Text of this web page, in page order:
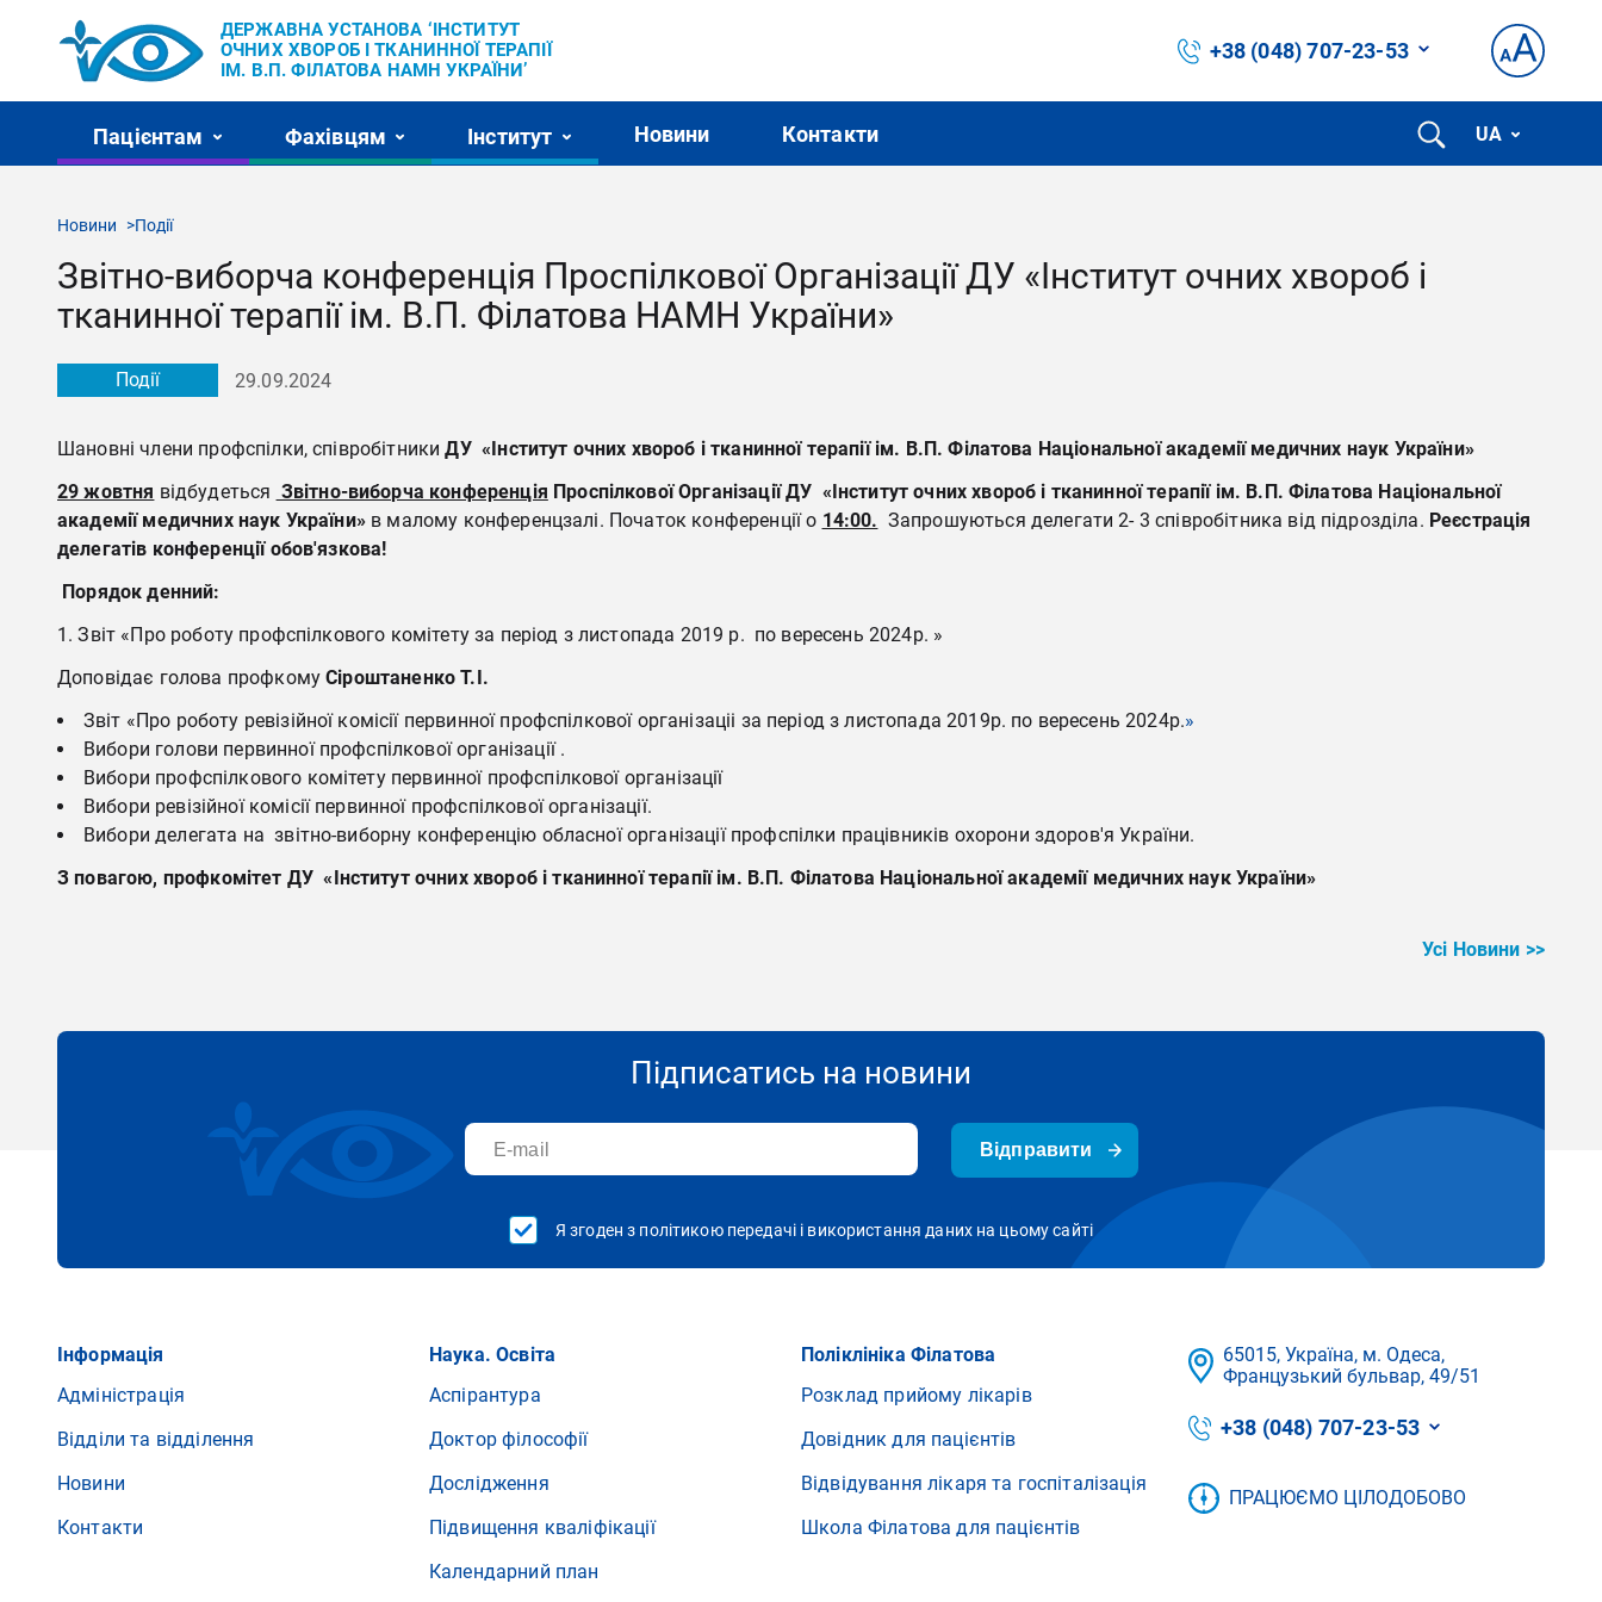
ДЕРЖАВНА УСТАНОВА ‘ІНСТИТУТ
ОЧНИХ ХВОРОБ І ТКАНИННОЇ ТЕРАПІЇ
ІМ. В.П. ФІЛАТОВА НАМН УКРАЇНИ’
+38 (048) 707-23-53
Пацієнтам Фахівцям Інститут Новини Контакти UA
Новини Події
Звітно-виборча конференція Проспілкової Організації ДУ «Інститут очних хвороб і
тканинної терапії ім. В.П. Філатова НАМН України»
Події 29.09.2024
Шановні члени профспілки, співробітники ДУ «Інститут очних хвороб і тканинної терапії ім. В.П. Філатова Національної академії медичних наук України»
29 жовтня відбудеться Звітно-виборча конференція Проспілкової Організації ДУ «Інститут очних хвороб і тканинної терапії ім. В.П. Філатова Національної
академії медичних наук України»в малому конференцзалі. Початок конференції о 14:00. Запрошуються делегати 2- 3 співробітника від підрозділа. Реєстрація
делегатів конференції обов'язкова!
Порядок денний:
Звіт «Про роботу профспілкового комітету за період з листопада 2019 р. по вересень 2024р. »
Доповідає голова профкомуСіроштаненко Т.І.
Звіт «Про роботу ревізійної комісії первинної профспілкової організаціі за період з листопада 2019р. по вересень 2024р.»
Вибори голови первинної профспілкової організації .
Вибори профспілкового комітету первинної профспілкової організації
Вибори ревізійної комісії первинної профспілкової організації.
Вибори делегата на звітно-виборну конференцію обласної організації профспілки працівників охорони здоров'я України.
З повагою, профкомітет ДУ «Інститут очних хвороб і тканинної терапії ім. В.П. Філатова Національної академії медичних наук України»
Усі Новини >>
Підписатись на новини
Відправити
Я згоден з політикою передачі і використання даних на цьому сайті
Інформація
Адміністрація
Відділи та відділення
Новини
Контакти
Наука. Освіта
Аспірантура
Доктор філософії
Дослідження
Підвищення кваліфікації
Календарний план
Поліклініка Філатова
Розклад прийому лікарів
Довідник для пацієнтів
Відвідування лікаря та госпіталізація
Школа Філатова для пацієнтів
65015, Україна, м. Одеса,
Французький бульвар, 49/51
+38 (048) 707-23-53
ПРАЦЮЄМО ЦІЛОДОБОВО